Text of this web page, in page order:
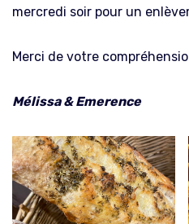
mercredi soir pour un
Merci de votre
Mélissa & Emerence